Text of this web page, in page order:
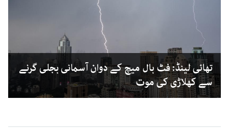
تھائی لینڈ: فٹ بال میچ کے دوان آسمانی بجلی گرنے
سے کھلاڑی کی موت